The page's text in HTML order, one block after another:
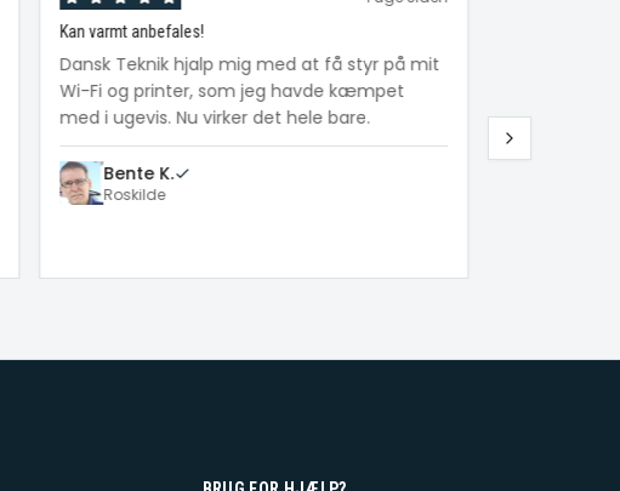
Kan varmt anbefales!
Dansk Teknik hjalp mig med at få styr på mit
Wi-Fi og printer, som jeg havde kæmpet
med i ugevis. Nu virker det hele bare.
Bente K.
Roskilde
forklarede
hun selv